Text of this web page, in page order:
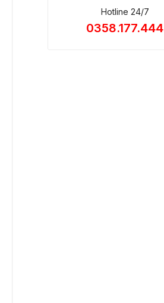
Hotline 24/7
0358.177.444